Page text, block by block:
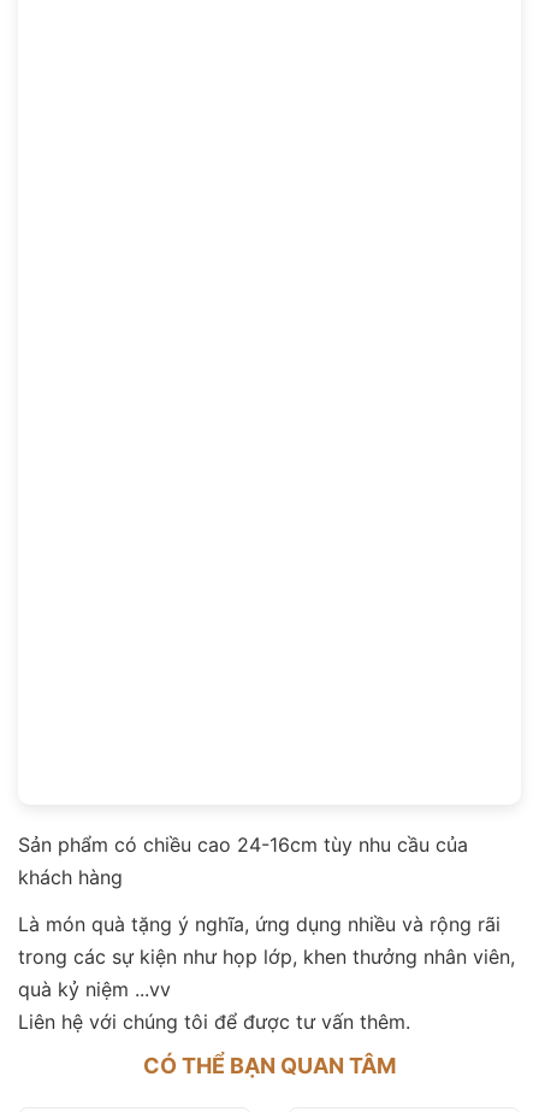
Sản phẩm có chiều cao 24-16cm tùy nhu cầu của
khách hàng
Là món quà tặng ý nghĩa, ứng dụng nhiều và rộng rãi
trong các sự kiện như họp lớp, khen thưởng nhân viên,
quà kỷ niệm ...vv
Liên hệ với chúng tôi để được tư vấn thêm.
CÓ THỂ BẠN QUAN TÂM